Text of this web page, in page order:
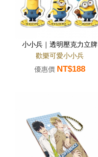
小小兵｜透明壓克力立牌
歡樂可愛小小兵
優惠價 NT$188